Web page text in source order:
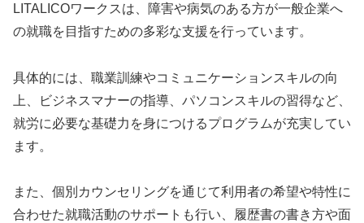
LITALICOワークスは、障害や病気のある方が一般企業へ
の就職を目指すための多彩な支援を行っています。
具体的には、職業訓練やコミュニケーションスキルの向
上、ビジネスマナーの指導、パソコンスキルの習得など、
就労に必要な基礎力を身につけるプログラムが充実してい
ます。
また、個別カウンセリングを通じて利用者の希望や特性に
合わせた就職活動のサポートも行い、履歴書の書き方や面